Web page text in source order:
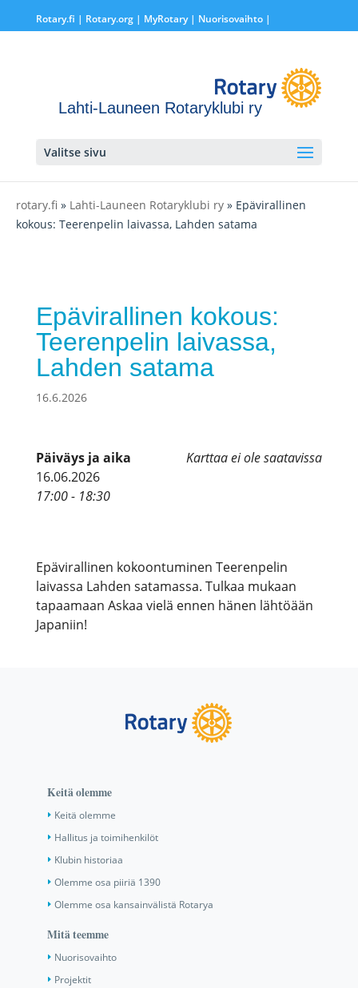
Rotary.fi | Rotary.org| MyRotary | Nuorisovaihto|
Lahti-Launeen Rotaryklubi ry
Valitse sivu
rotary.fi » Lahti-Launeen Rotaryklubi ry » Epävirallinen
kokous: Teerenpelin laivassa, Lahden satama
Epävirallinen kokous:
Teerenpelin laivassa,
Lahden satama
16.6.2026
Karttaa ei ole saatavissa
Päiväys ja aika
16.06.2026
17:00 - 18:30
Epävirallinen kokoontuminen Teerenpelin
laivassa Lahden satamassa. Tulkaa mukaan
tapaamaan Askaa vielä ennen hänen lähtöään
Japaniin!
Keitä olemme
Keitä olemme
Hallitus ja toimihenkilöt
Klubin historiaa
Olemme osa piiriä 1390
Olemme osa kansainvälistä Rotarya
Mitä teemme
Nuorisovaihto
Projektit